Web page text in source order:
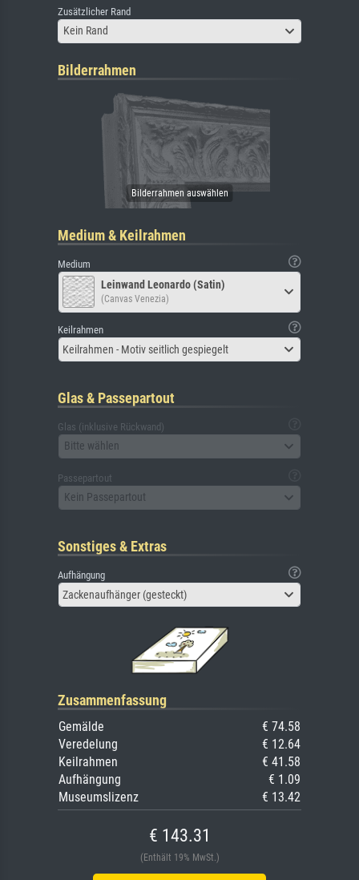
Zusätzlicher Rand
Kein Rand
Bilderrahmen
Medium & Keilrahmen
Medium
Leinwand Leonardo (Satin)
(Canvas Venezia)
Keilrahmen
Keilrahmen - Motiv seitlich gespiegelt
Glas & Passepartout
Glas (inklusive Rückwand)
Bitte wählen
Passepartout
Kein Passepartout
Sonstiges & Extras
Aufhängung
Zackenaufhänger (gesteckt)
Zusammenfassung
Gemälde
€ 74.58
Veredelung
€ 12.64
Keilrahmen
€ 41.58
Aufhängung
€ 1.09
Museumslizenz
€ 13.42
€ 143.31
(Enthält 19% MwSt.)